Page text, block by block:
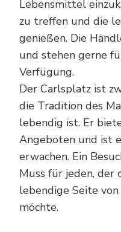
Lebensmittel
zu treffen und die
genießen. Die
und stehen gerne
Verfügung.
Der Carlsplatz ist
die Tradition des
lebendig ist. Er
Angeboten und ist
erwachen. Ein
Muss für jeden, der
lebendige Seite
möchte.